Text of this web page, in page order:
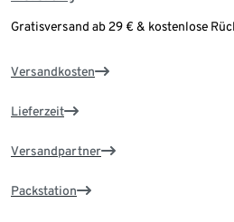
Gratisversand ab 29 € & kostenlose
Versandkosten
Lieferzeit
Versandpartner
Packstation